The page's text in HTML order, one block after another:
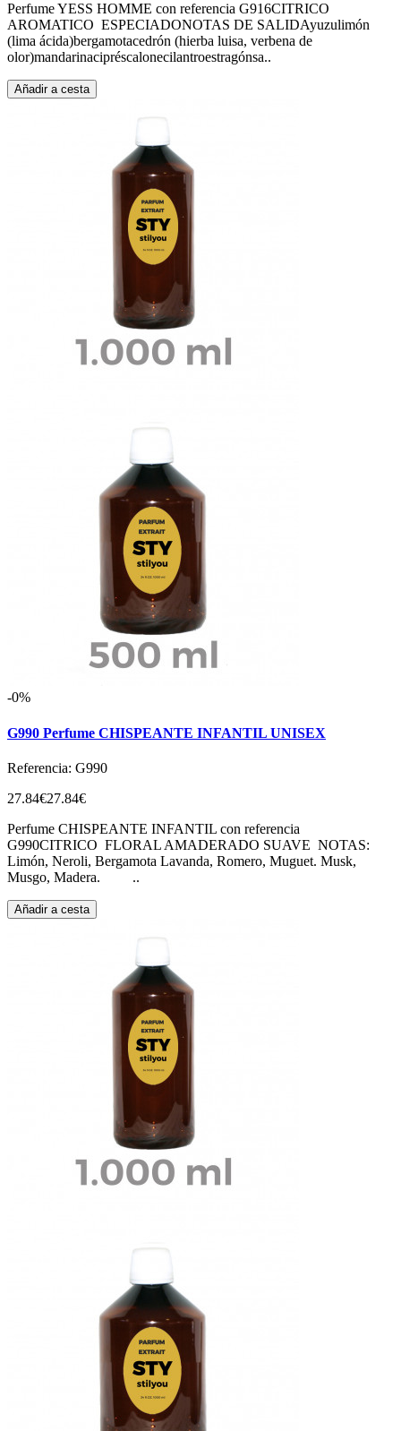
Perfume YESS HOMME con referencia G916CITRICO
AROMATICO ESPECIADONOTAS DE SALIDAyuzulimón
(lima ácida)bergamotacedrón (hierba luisa, verbena de
olor)mandarinacipréscalonecilantroestragónsa..
Añadir a cesta
-0%
G990 Perfume CHISPEANTE INFANTIL UNISEX
Referencia: G990
27.84€27.84€
Perfume CHISPEANTE INFANTIL con referencia
G990CITRICO FLORAL AMADERADO SUAVE NOTAS:
Limón, Neroli, Bergamota Lavanda, Romero, Muguet. Musk,
Musgo, Madera. ..
Añadir a cesta